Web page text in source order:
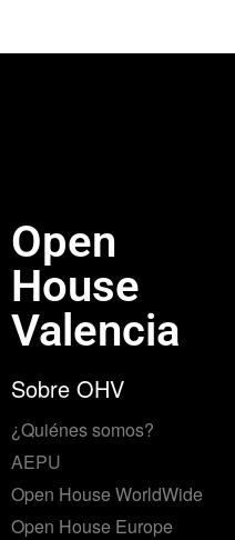
Open
House
Valencia
Sobre OHV
¿Quiénes somos?
AEPU
Open House WorldWide
Open House Europe